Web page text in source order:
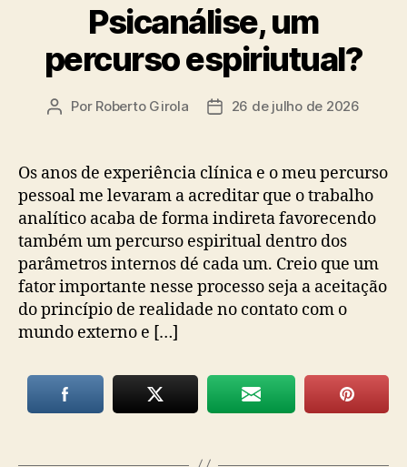
Psicanálise, um
percurso espiriutual?
Autor
Por Roberto Girola
Data26 de julho de 2026
Os anos de experiência clínica e o meu percurso
pessoal me levaram a acreditar que o trabalho
analítico acaba de forma indireta favorecendo
também um percurso espiritual dentro dos
parâmetros internos dé cada um. Creio que um
fator importante nesse processo seja a aceitação
do princípio de realidade no contato com o
mundo externo e […]